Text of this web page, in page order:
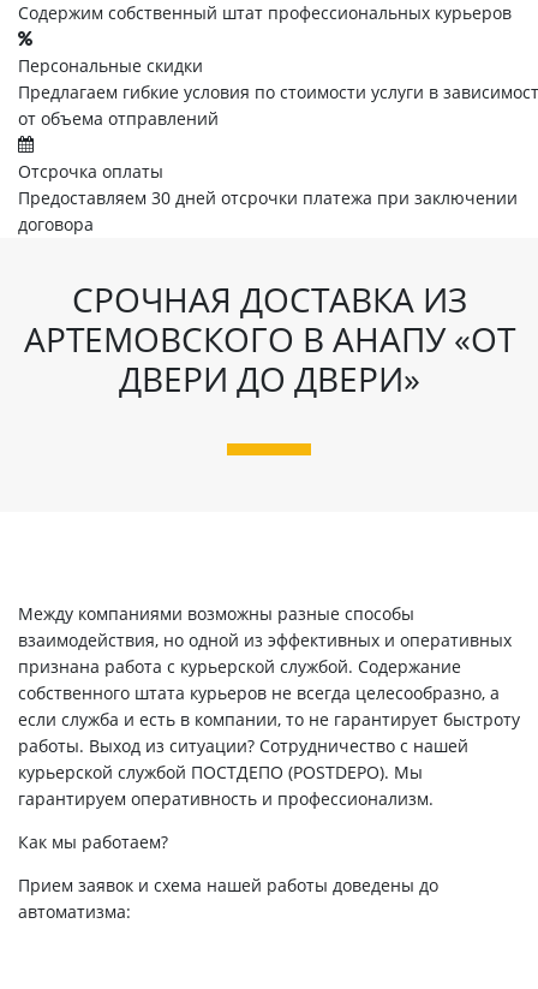
Содержим собственный штат профессиональных курьеров
Персональные скидки
Предлагаем гибкие условия по стоимости услуги в
от объема отправлений
Отсрочка оплаты
Предоставляем 30 дней отсрочки платежа при заключении
договора
СРОЧНАЯ ДОСТАВКА ИЗ
АРТЕМОВСКОГО В АНАПУ «ОТ
ДВЕРИ ДО ДВЕРИ»
Между компаниями возможны разные способы
взаимодействия, но одной из эффективных и оперативных
признана работа с курьерской службой. Содержание
собственного штата курьеров не всегда целесообразно, а
если служба и есть в компании, то не гарантирует быстроту
работы. Выход из ситуации? Сотрудничество с нашей
курьерской службой ПОСТДЕПО (POSTDEPO). Мы
гарантируем оперативность и профессионализм.
Как мы работаем?
Прием заявок и схема нашей работы доведены до
автоматизма: